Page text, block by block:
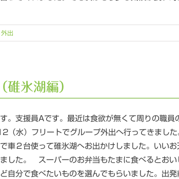
外出
碓氷湖編）
。支援員Aです。最近は食欲が無くて周りの職員
水）フリートでグループ外出へ行ってきました
車２台使って碓氷湖へお出かけしました。いい
した。 スーパーのお弁当もたまに食べるとお
自分で食べたいものを選んでもらいました。出